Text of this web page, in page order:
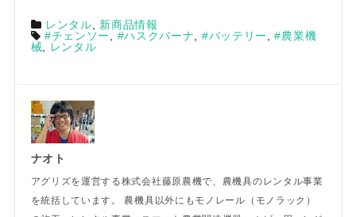
レンタル
新商品情報
#チェンソー
#ハスクバーナ #バッテリー ,#農業機
械
レンタル
ナオト
アグリズを運営する株式会社藤原農機で、農機具のレンタル事業
を統括しています。 農機具以外にもモノレール（モノラック）